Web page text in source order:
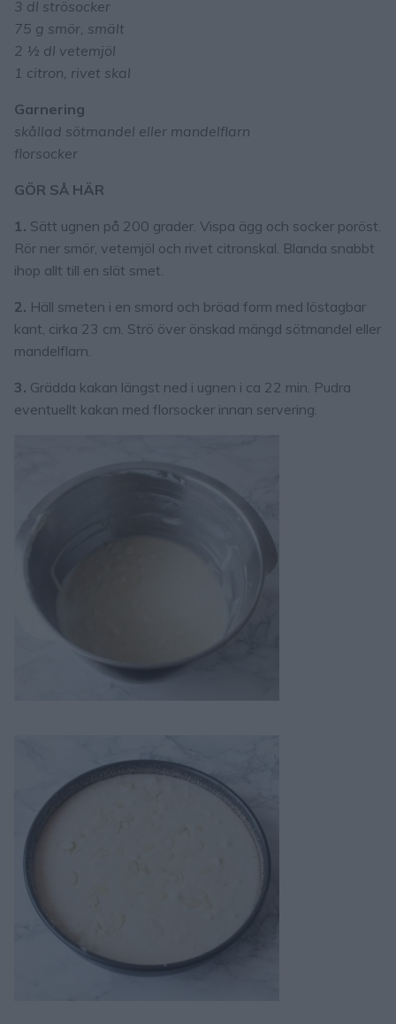
3 dl strösocker
75 g smör, smält
2 ½ dl vetemjöl
1 citron, rivet skal
Garnering
skållad sötmandel eller mandelflarn
florsocker
GÖR SÅ HÄR
1. Sätt ugnen på 200 grader. Vispa ägg och socker poröst.
Rör ner smör, vetemjöl och rivet citronskal. Blanda snabbt
ihop allt till en slät smet.
2. Häll smeten i en smord och bröad form med löstagbar
kant, cirka 23 cm. Strö över önskad mängd sötmandel eller
mandelflarn.
3. Grädda kakan längst ned i ugnen i ca 22 min. Pudra
eventuellt kakan med florsocker innan servering.